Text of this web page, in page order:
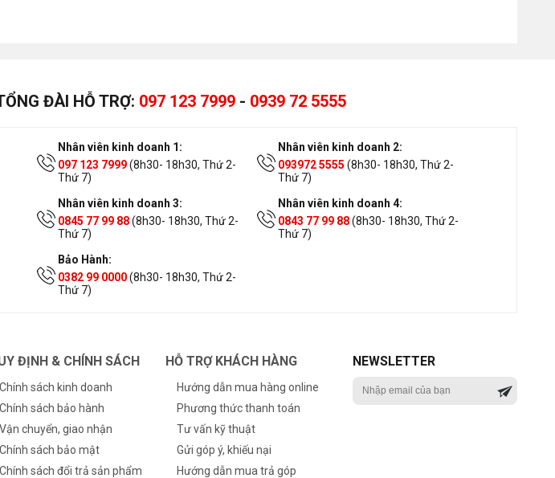
ĐÀI HỖ TRỢ: 097 123 7999 - 0939 72 5555
Nhân viên kinh doanh 1:
097 123 7999(8h30- 18h30, Thứ 2-
Thứ 7)
Nhân viên kinh doanh 2:
093972 5555 (8h30- 18h30, Thứ 2-
Thứ 7)
Nhân viên kinh doanh 3:
0845 77 99 88(8h30- 18h30, Thứ 2-
Thứ 7)
Nhân viên kinh doanh 4:
0843 77 99 88(8h30- 18h30, Thứ 2-
Thứ 7)
Bảo Hành:
0382 99 0000(8h30- 18h30, Thứ 2-
Thứ 7)
ĐỊNH & CHÍNH SÁCH
Chính sách kinh doanh
Chính sách bảo hành
Vận chuyển, giao nhận
Chính sách bảo mật
Chính sách đổi trả sản phẩm
HỖ TRỢ KHÁCH HÀNG
Hướng dẫn mua hàng online
Phương thức thanh toán
Tư vấn kỹ thuật
Gửi góp ý, khiếu nại
Hướng dẫn mua trả góp
NEWSLETTER